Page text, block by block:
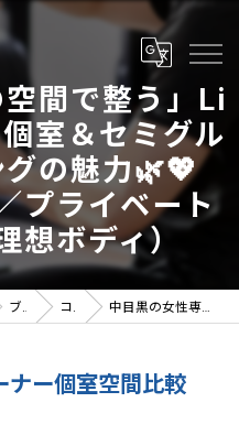
空間で整う」Li
室＆セミグル
の魅力🌿💖
プライベート
想ボディ）
ブログ コラム 中目黒の女性専属トレーナー個室空間比較
ナー個室空間比較